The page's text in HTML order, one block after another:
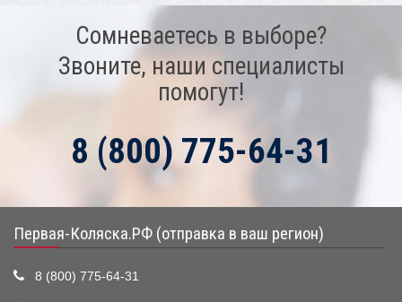
Сомневаетесь в выборе?
Звоните, наши специалисты
помогут!
8 (800) 775-64-31
Первая-Коляска.РФ (отправка в ваш регион)
8 (800) 775-64-31